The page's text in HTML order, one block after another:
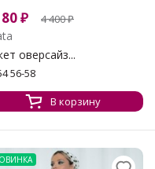
₽ 4 400₽
оверсайз...
56-58
В корзину